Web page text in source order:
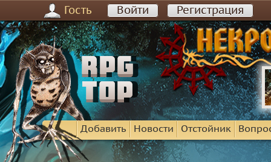
Гость Войти Регистрация
Добавить Новости Отстойник